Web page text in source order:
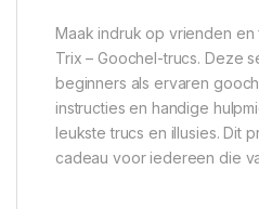
Maak indruk op vrienden en
Trix – Goochel-trucs. Deze
beginners als ervaren
instructies en handige
leukste trucs en illusies. Dit
cadeau voor iedereen die